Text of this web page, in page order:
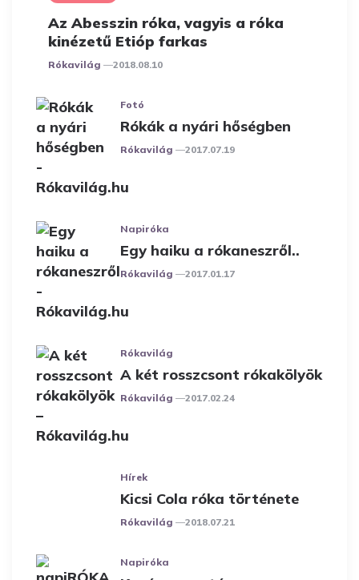
Az Abesszin róka, vagyis a róka
kinézetű Etióp farkas
Posted
Rókavilág 2018.08.10
Fotó
Rókák a nyári hőségben
Posted
Rókavilág 2017.07.19
Napiróka
Egy haiku a rókaneszről..
Posted
Rókavilág 2017.01.17
Rókavilág
A két rosszcsont rókakölyök
Posted
Rókavilág 2017.02.24
Hírek
Kicsi Cola róka története
Posted
Rókavilág 2018.07.21
Napiróka